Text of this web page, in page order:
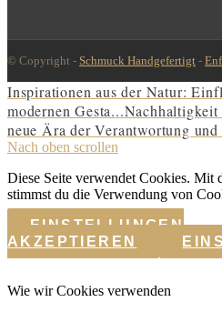
© Copyright - Schmuck Handgefertigt -
Inspirationen aus der Natur:
modernen Gesta...Nachhaltigkeit
neue Ära der Verantwortung
Nach oben scrollen
Diese Seite verwendet Cookies. Mit
stimmst du die Verwendung von
EINSTELLUNGEN
AKZEPTIEREN
Wie wir Cookies verwenden